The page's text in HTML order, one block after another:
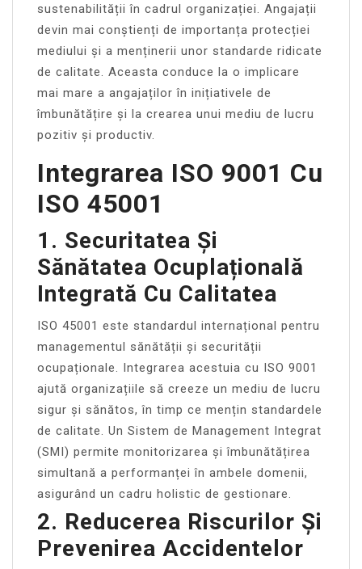
sustenabilității în cadrul organizației. Angajații
devin mai conștienți de importanța protecției
mediului și a menținerii unor standarde ridicate
de calitate. Aceasta conduce la o implicare
mai mare a angajaților în inițiativele de
îmbunătățire și la crearea unui mediu de lucru
pozitiv și productiv.
Integrarea ISO 9001 Cu
ISO 45001
1. Securitatea Și
Sănătatea Ocuplațională
Integrată Cu Calitatea
ISO 45001 este standardul internațional pentru
managementul sănătății și securității
ocupaționale. Integrarea acestuia cu ISO 9001
ajută organizațiile să creeze un mediu de lucru
sigur și sănătos, în timp ce mențin standardele
de calitate. Un Sistem de Management Integrat
(SMI) permite monitorizarea și îmbunătățirea
simultană a performanței în ambele domenii,
asigurând un cadru holistic de gestionare.
2. Reducerea Riscurilor Și
Prevenirea Accidentelor